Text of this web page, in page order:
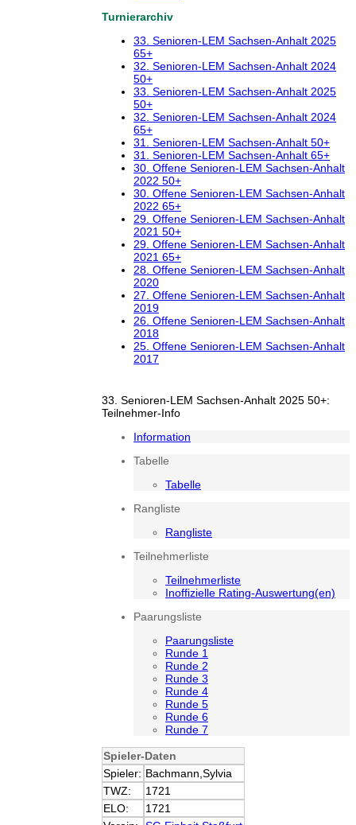
Turnierarchiv
33. Senioren-LEM Sachsen-Anhalt 2025
65+
32. Senioren-LEM Sachsen-Anhalt 2024
50+
33. Senioren-LEM Sachsen-Anhalt 2025
50+
32. Senioren-LEM Sachsen-Anhalt 2024
65+
31. Senioren-LEM Sachsen-Anhalt 50+
31. Senioren-LEM Sachsen-Anhalt 65+
30. Offene Senioren-LEM Sachsen-Anhalt
2022 50+
30. Offene Senioren-LEM Sachsen-Anhalt
2022 65+
29. Offene Senioren-LEM Sachsen-Anhalt
2021 50+
29. Offene Senioren-LEM Sachsen-Anhalt
2021 65+
28. Offene Senioren-LEM Sachsen-Anhalt
2020
27. Offene Senioren-LEM Sachsen-Anhalt
2019
26. Offene Senioren-LEM Sachsen-Anhalt
2018
25. Offene Senioren-LEM Sachsen-Anhalt
2017
33. Senioren-LEM Sachsen-Anhalt 2025 50+:
Teilnehmer-Info
Information
Tabelle
Tabelle
Rangliste
Rangliste
Teilnehmerliste
Teilnehmerliste
Inoffizielle Rating-Auswertung(en)
Paarungsliste
Paarungsliste
Runde 1
Runde 2
Runde 3
Runde 4
Runde 5
Runde 6
Runde 7
Spieler-Daten
Spieler: Bachmann,Sylvia
TWZ:
1721
ELO:
1721